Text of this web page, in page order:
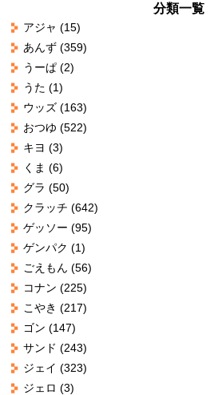
分類一覧
アジャ (15)
あんず(359)
うーぱ(2)
うた (1)
ウッズ(163)
おつゆ (522)
キヨ (3)
くま (6)
グラ (50)
クラッチ (642)
ゲッソー (95)
ゲンパク (1)
ごえもん (56)
コナン (225)
こやき (217)
ゴン (147)
サンド (243)
ジェイ (323)
ジェロ (3)